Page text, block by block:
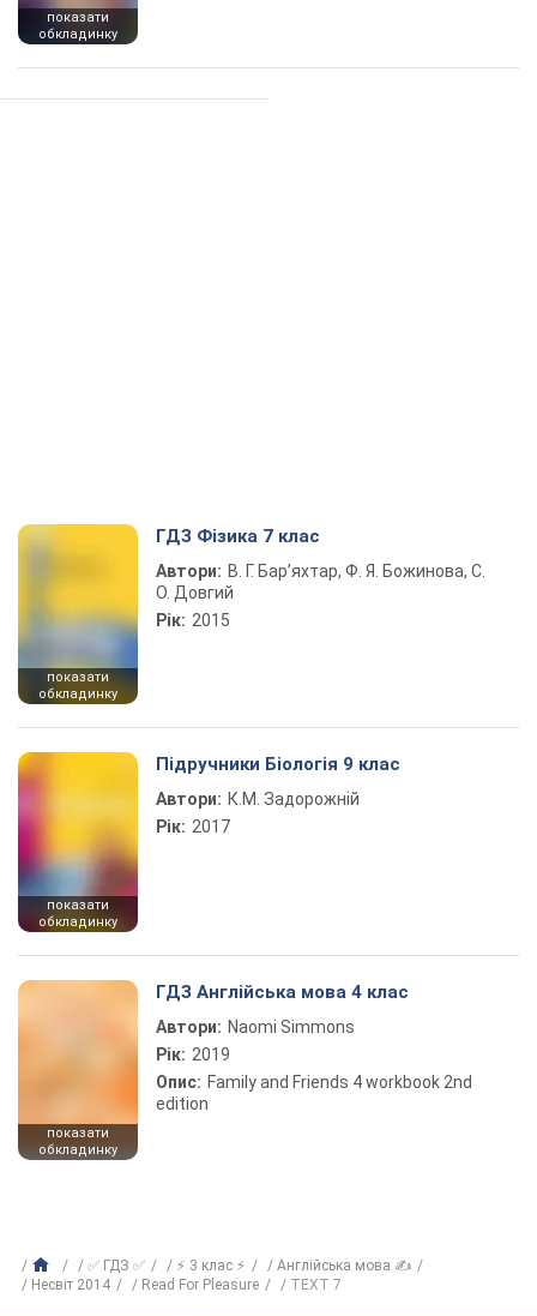
показати
обкладинку
показати
обкладинку
ГДЗ Фізика 7 клас
Автори: В. Г. Бар’яхтар, Ф. Я. Божинова, С.
О. Довгий
Рік: 2015
показати
обкладинку
Підручники Біологія 9 клас
Автори: К.М. Задорожній
Рік: 2017
показати
обкладинку
ГДЗ Англійська мова 4 клас
Автори: Naomi Simmons
Рік: 2019
Опис: Family and Friends 4 workbook 2nd
edition
✅ ГДЗ ✅ ⚡ 3 клас ⚡
Англійська мова ✍
Несвіт 2014
Read For Pleasure TEXT 7